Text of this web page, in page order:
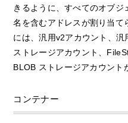
きるように、すべてのオブジ
名を含むアドレスが割り当て
には、汎用v2アカウント、
ストレージアカウント、
BLOB ストレージアカウント
コンテナー